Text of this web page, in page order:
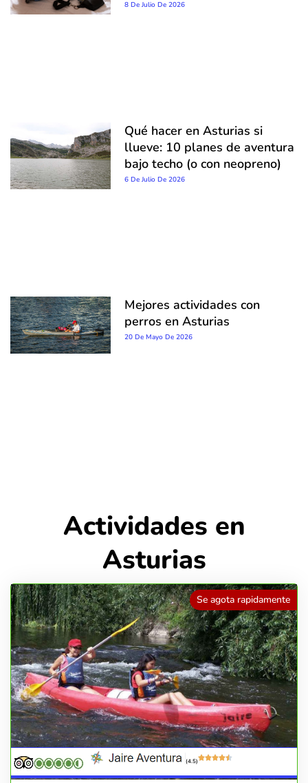
8 De Julio De 2026
Qué hacer en Asturias si
llueve: 10 planes de aventura
bajo techo (o con neopreno)
6 De Julio De 2026
Mejores actividades con
perros en Asturias
20 De Mayo De 2026
Actividades en
Asturias
Se agota rapidamente
(4.5)